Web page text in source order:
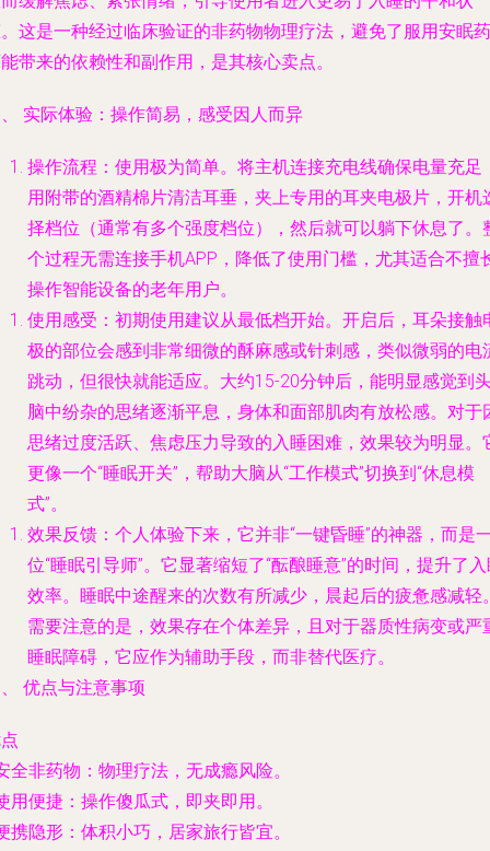
这是一种经过临床验证的非药物物理疗法，避免了服用安眠药
带来的依赖性和副作用，是其核心卖点。
实际体验：操作简易，感受因人而异
操作流程 ：使用极为简单。将主机连接充电线确保电量充足
用附带的酒精棉片清洁耳垂，夹上专用的耳夹电极片，开机
择档位（通常有多个强度档位），然后就可以躺下休息了。
个过程无需连接手机APP，降低了使用门槛，尤其适合不擅
操作智能设备的老年用户。
使用感受 ：初期使用建议从最低档开始。开启后，耳朵接触
极的部位会感到非常细微的酥麻感或针刺感，类似微弱的电
跳动，但很快就能适应。大约15-20分钟后，能明显感觉到
脑中纷杂的思绪逐渐平息，身体和面部肌肉有放松感。对于
思绪过度活跃、焦虑压力导致的入睡困难，效果较为明显。
更像一个“睡眠开关”，帮助大脑从“工作模式”切换到“休息模
式”。
效果反馈 ：个人体验下来，它并非“一键昏睡”的神器，而是
位“睡眠引导师”。它显著缩短了“酝酿睡意”的时间，提升了
效率。睡眠中途醒来的次数有所减少，晨起后的疲惫感减轻
需要注意的是，效果存在个体差异，且对于器质性病变或严
睡眠障碍，它应作为辅助手段，而非替代医疗。
优点与注意事项
全非药物 ：物理疗法，无成瘾风险。
用便捷 ：操作傻瓜式，即夹即用。
携隐形 ：体积小巧，居家旅行皆宜。